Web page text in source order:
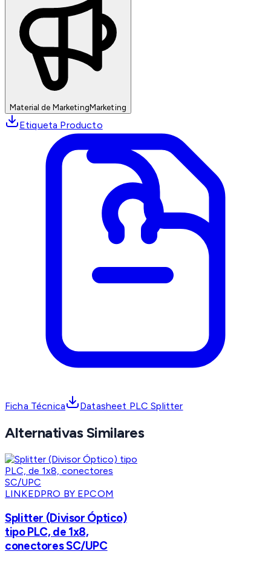
Material de MarketingMarketing
Etiqueta Producto
Ficha Técnica Datasheet PLC Splitter
Alternativas Similares
LINKEDPRO BY EPCOM
Splitter (Divisor Óptico)
tipo PLC, de 1x8,
conectores SC/UPC